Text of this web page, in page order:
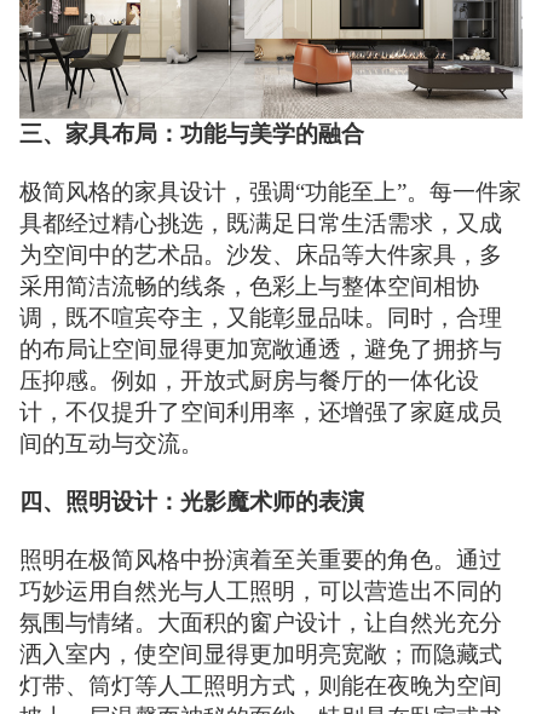
三、家具布局：功能与美学的融合
极简风格的家具设计，强调“功能至上”。每一件家
具都经过精心挑选，既满足日常生活需求，又成
为空间中的艺术品。沙发、床品等大件家具，多
采用简洁流畅的线条，色彩上与整体空间相协
调，既不喧宾夺主，又能彰显品味。同时，合理
的布局让空间显得更加宽敞通透，避免了拥挤与
压抑感。例如，开放式厨房与餐厅的一体化设
计，不仅提升了空间利用率，还增强了家庭成员
间的互动与交流。
四、照明设计：光影魔术师的表演
照明在极简风格中扮演着至关重要的角色。通过
巧妙运用自然光与人工照明，可以营造出不同的
氛围与情绪。大面积的窗户设计，让自然光充分
洒入室内，使空间显得更加明亮宽敞；而隐藏式
灯带、筒灯等人工照明方式，则能在夜晚为空间